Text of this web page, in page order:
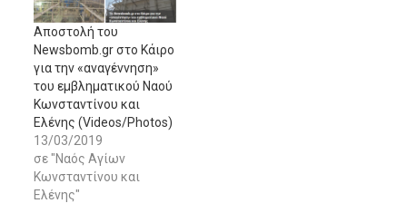
Αποστολή του
Newsbomb.gr στο Κάιρο
για την «αναγέννηση»
του εμβληματικού Ναού
Κωνσταντίνου και
Ελένης (Videos/Photos)
13/03/2019
σε "Ναός Αγίων
Κωνσταντίνου και
Ελένης"